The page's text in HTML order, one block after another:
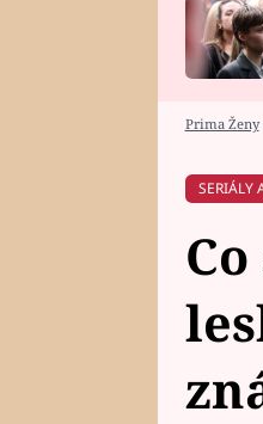
HOROSKOP NA
Prima Ženy
SERIÁLY